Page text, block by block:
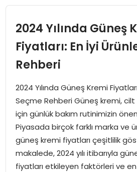
2024 Yılında Güneş
Fiyatları: En İyi
Rehberi
2024 Yılında Güneş Kremi
Seçme Rehberi Güneş kremi, cilt
için günlük bakım rutinimizin
Piyasada birçok farklı marka ve
güneş kremi fiyatları çeşitlilik
makalede, 2024 yılı itibarıyla
fiyatları etkileyen faktörleri ve